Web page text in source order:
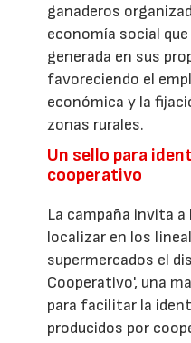
ganaderos
economía social
generada en sus
favoreciendo el
económica y la
zonas rurales.
Un sello para
cooperativo
La campaña invita
localizar en los
supermercados el
Cooperativo', una
para facilitar la
producidos por